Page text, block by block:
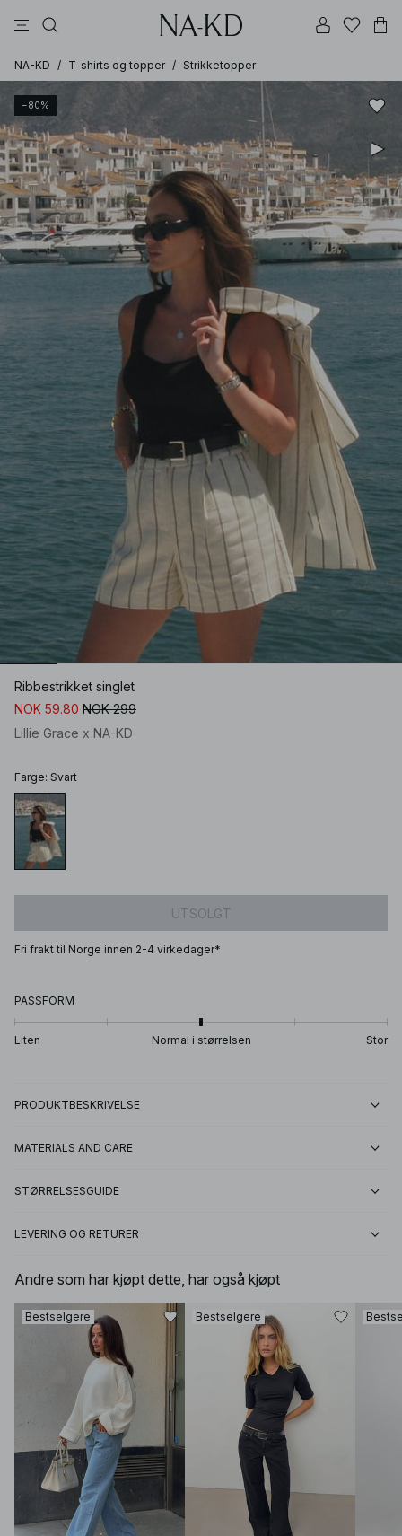
NA-KD / T-shirts og topper / Strikketopper
−80%
Ribbestrikket singlet
NOK 59.80 NOK 299
Lillie Grace x NA-KD
Farge: Svart
UTSOLGT
Fri frakt til Norge innen 2-4 virkedager*
PASSFORM
Liten Normal i størrelsen Stor
PRODUKTBESKRIVELSE
MATERIALS AND CARE
STØRRELSESGUIDE
LEVERING OG RETURER
Andre som har kjøpt dette, har også kjøpt
Bestselgere Bestselgere